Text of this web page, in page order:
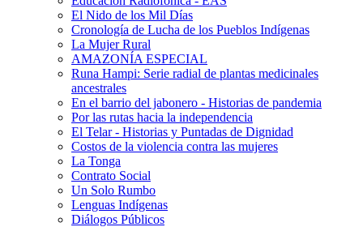
El Nido de los Mil Días
Cronología de Lucha de los Pueblos Indígenas
La Mujer Rural
AMAZONÍA ESPECIAL
Runa Hampi: Serie radial de plantas medicinales
ancestrales
En el barrio del jabonero - Historias de pandemia
Por las rutas hacia la independencia
El Telar - Historias y Puntadas de Dignidad
Costos de la violencia contra las mujeres
La Tonga
Contrato Social
Un Solo Rumbo
Lenguas Indígenas
Diálogos Públicos